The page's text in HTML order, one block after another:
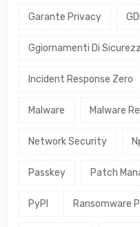
Garante Privacy
Ggiornamenti Di
Incident Response Zero
Malware Malware
Network Security
Passkey Patch
PyPI Ransomware